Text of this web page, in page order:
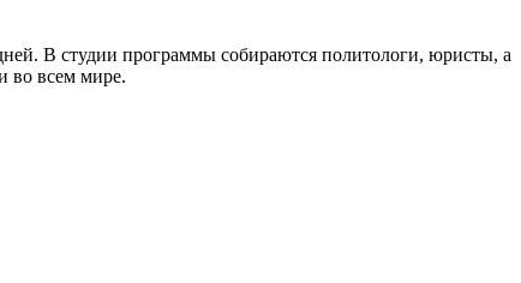
В студии программы собираются политологи, юристы, а
во всем мире.